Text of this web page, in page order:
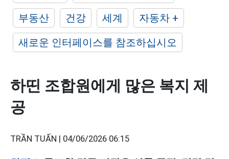
부동산
건강 세계
자동차 +
새로운 인터페이스를 참조하십시오
하띤 조합원에게 많은 복지 제
공
TRẦN TUẤN | 04/06/2026 06:15